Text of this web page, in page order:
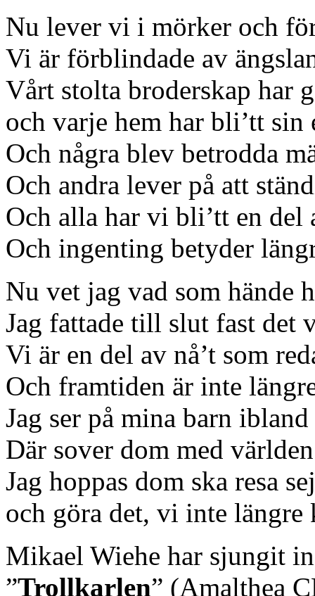
Nu lever vi i mörker och
Vi är förblindade av
Vårt stolta broderskap har
och varje hem har bli’tt
Och några blev betrodda
Och andra lever på att
Och alla har vi bli’tt en del
Och ingenting betyder
Nu vet jag vad som hände
Jag fattade till slut fast det
Vi är en del av nå’t som
Och framtiden är inte
Jag ser på mina barn
Där sover dom med
Jag hoppas dom ska resa
och göra det, vi inte längre
Mikael Wiehe har sjungit
”Trollkarlen” (Amalthea